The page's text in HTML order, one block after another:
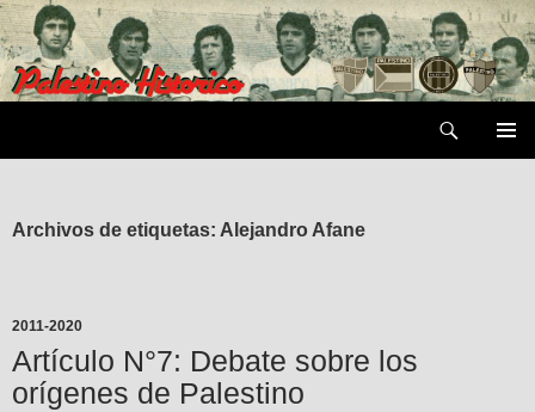
Saltar
al
contenido
Archivos de etiquetas: Alejandro Afane
2011-2020
Artículo N°7: Debate sobre los
orígenes de Palestino